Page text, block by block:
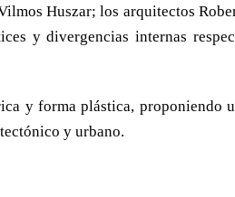
Huszar; los arquitectos
y divergencias internas
y forma plástica,
y urbano.